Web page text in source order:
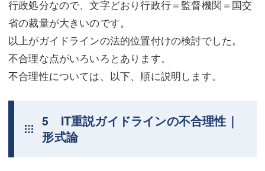
行政処分なので、文字どおり行政行＝監督機関＝国交
省の裁量が大きいのです。
以上がガイドラインの法的位置付けの検討でした。
不合理な点がいろいろとあります。
不合理性については、以下、順に説明します。
5 IT重説ガイドラインの不合理性｜
形式論